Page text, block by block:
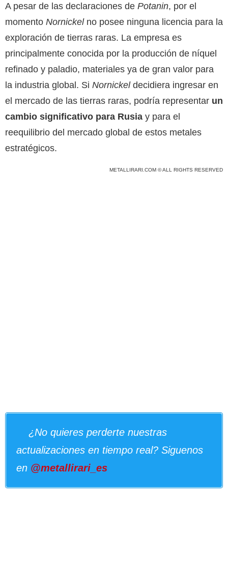
A pesar de las declaraciones de Potanin, por el
momento Nornickel no posee ninguna licencia para la
exploración de tierras raras. La empresa es
principalmente conocida por la producción de níquel
refinado y paladio, materiales ya de gran valor para
la industria global. Si Nornickel decidiera ingresar en
el mercado de las tierras raras, podría representar un
cambio significativo para Rusia y para el
reequilibrio del mercado global de estos metales
estratégicos.
METALLIRARI.COM © ALL RIGHTS RESERVED
¿No quieres perderte nuestras
actualizaciones en tiempo real? Siguenos
en @metallirari_es